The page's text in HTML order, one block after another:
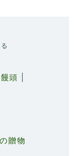
頭
贈物